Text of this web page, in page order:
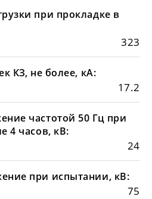
при прокладке в
323
КЗ, не более, кА:
17.2
частотой 50 Гц при
4 часов, кВ:
24
при испытании, кВ:
75